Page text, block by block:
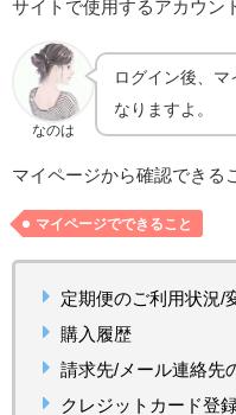
サイトで使用するアカウン
なのは
ログイン後、
なりますよ。
マイページから確認できる
マイページでできること
定期便のご利用状況/
購入履歴
請求先/メール連絡先
クレジットカード登